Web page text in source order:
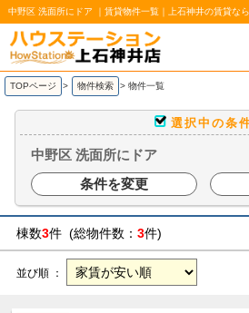
中野区 洗面所にドア ｜賃貸物件一覧｜上石神井の賃貸な
/
TOPページ > 物件検索 > 物件一覧
選択中の条
中野区 洗面所にドア
条件を変更
棟数3件 (総物件数： 3件)
並び順 ：